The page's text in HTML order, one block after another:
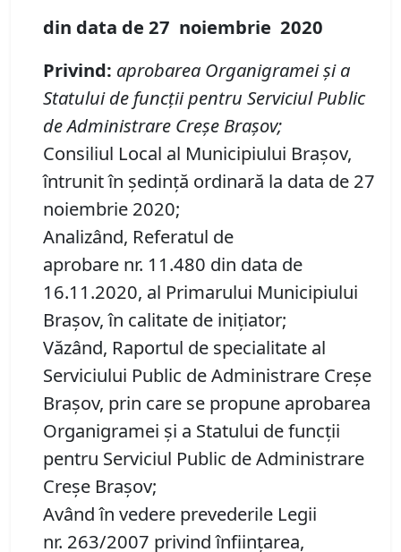
din data de 27 noiembrie 2020
Privind: aprobarea Organigrameiși a
Statului de funcții pentru Serviciul Public
de Administrare Creșe Brașov;
Consiliul Local al Municipiului Brașov,
întrunit în ședință ordinară la data de 27
noiembrie 2020;
Analizând, Referatul de
aprobare nr. 11.480 din data de
16.11.2020, al Primarului Municipiului
Brașov, în calitate de inițiator;
Văzând, Raportul de specialitate al
Serviciului Public de Administrare Creşe
Braşov, prin care se propune aprobarea
Organigramei și a Statului de funcții
pentru Serviciul Public de Administrare
Creșe Brașov;
Având în vedere prevederile Legii
nr. 263/2007 privind înființarea,